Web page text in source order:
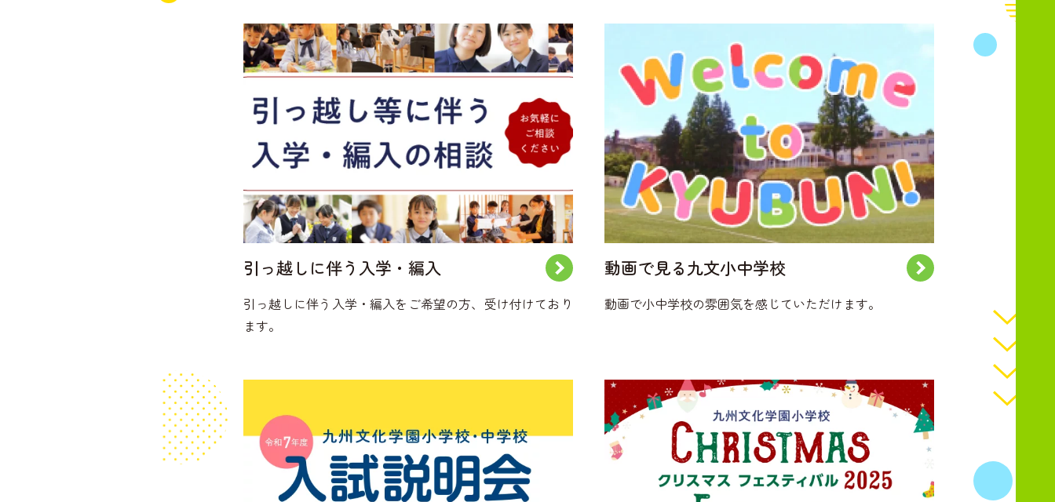
引っ越しに伴う入学・編入
引っ越しに伴う入学・編入をご希望の方、受け付けており
ます。
動画で見る九文小中学校
動画で小中学校の雰囲気を感じていただけます。